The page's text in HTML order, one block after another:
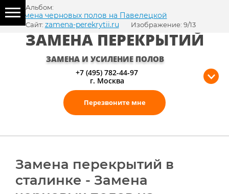
ЗАМЕНА ПЕРЕКРЫТИЙ
ЗАМЕНА И УСИЛЕНИЕ ПОЛОВ
+7 (495) 782-44-97
г. Москва
Перезвоните мне
Замена перекрытий в
сталинке - Замена
Альбом:
Замена черновых полов на Павелецкой
Сайт: zamena-perekrytii.ru Изображение: 9/13